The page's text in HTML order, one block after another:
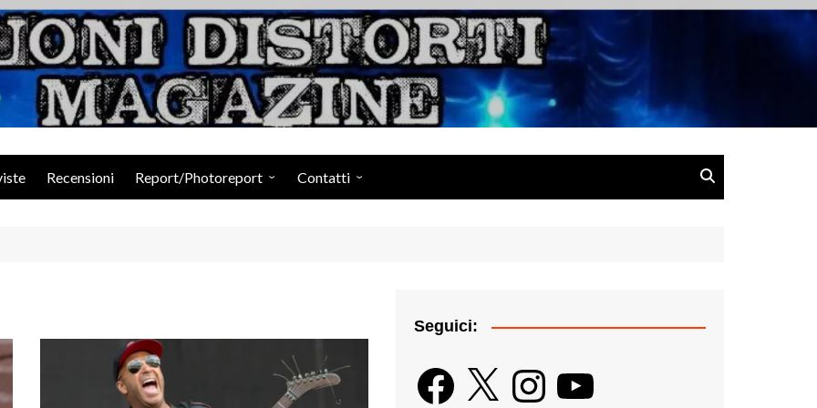
Suoni Distorti Magazine
Recensioni Report/Photoreport Contatti
Seguici:
Facebook
X InstagramYouTube